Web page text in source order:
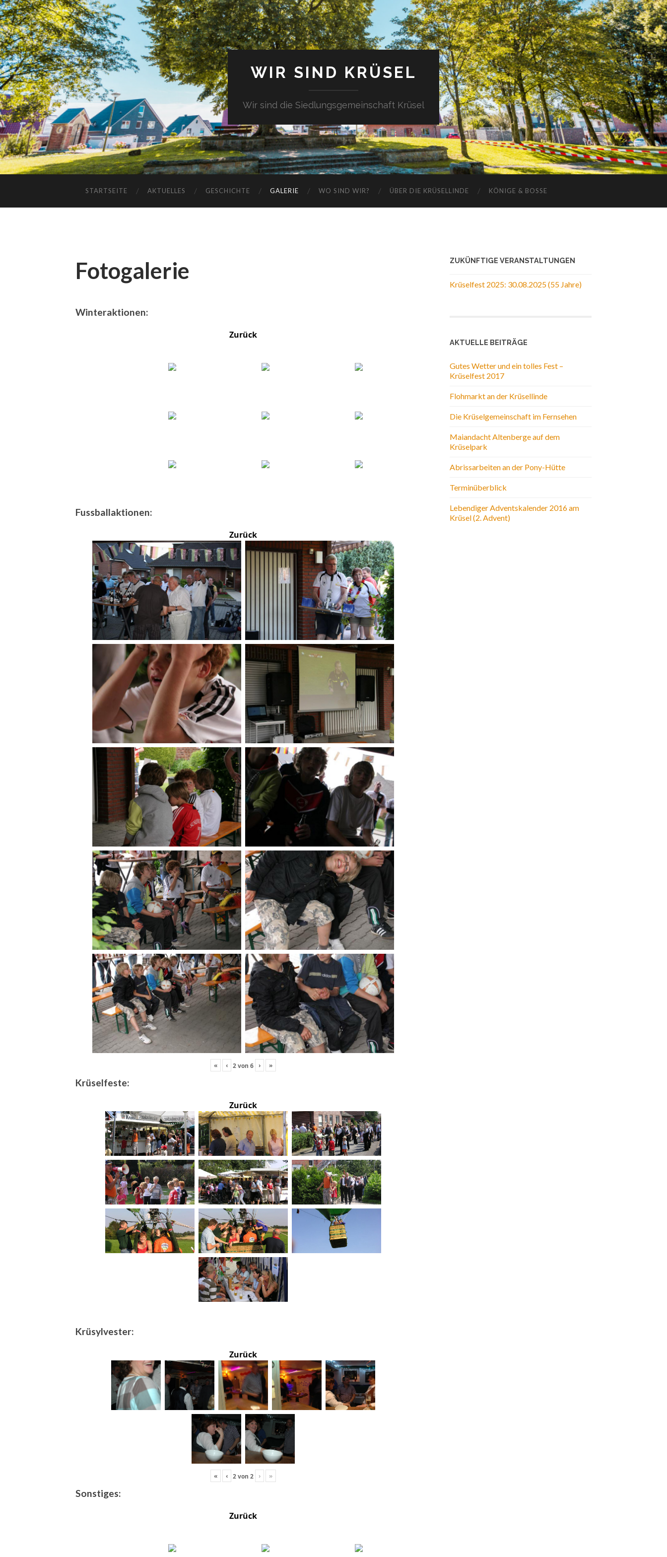
WIR SIND KRÜSEL
Wir sind die Siedlungsgemeinschaft Krüsel
STARTSEITE AKTUELLES GESCHICHTE GALERIE WO SIND WIR? ÜBER DIE KRÜSELLINDE KÖNIGE & BOSSE
Fotogalerie
Winteraktionen:
Zurück
Fussballaktionen:
Zurück
« ‹ 2von 6 › »
Krüselfeste:
Zurück
Krüsylvester:
Zurück
« ‹ 2von 2 › »
Sonstiges:
Zurück
ZUKÜNFTIGE VERANSTALTUNGEN
Krüselfest 2025: 30.08.2025 (55 Jahre)
AKTUELLE BEITRÄGE
Gutes Wetter und ein tolles Fest –
Krüselfest 2017
Flohmarkt an der Krüsellinde
Die Krüselgemeinschaft im Fernsehen
Maiandacht Altenberge auf dem
Krüselpark
Abrissarbeiten an der Pony-Hütte
Terminüberblick
Lebendiger Adventskalender 2016 am
Krüsel (2. Advent)